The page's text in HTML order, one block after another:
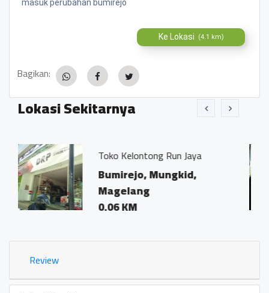
masuk perubahan bumirejo
Ke Lokasi (4.1 km)
Bagikan:
Lokasi Sekitarnya
Kelontong Run Jaya
Mungkid,
KM
Kantor
Ivo
Review